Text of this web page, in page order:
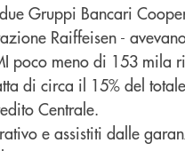
Gruppi Bancari
Raiffeisen -
poco meno di 153 mila
di circa il 15% del
Centrale.
e assistiti dalle